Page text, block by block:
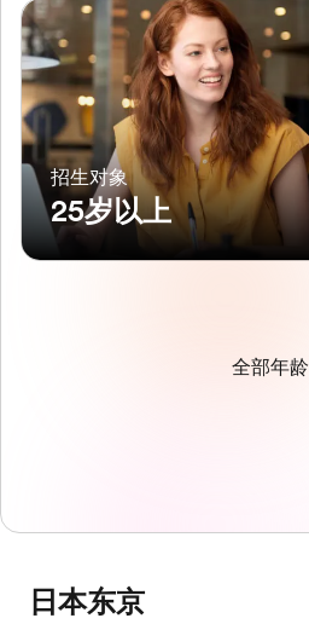
招生对象
25岁以上
全部年龄
日本东京